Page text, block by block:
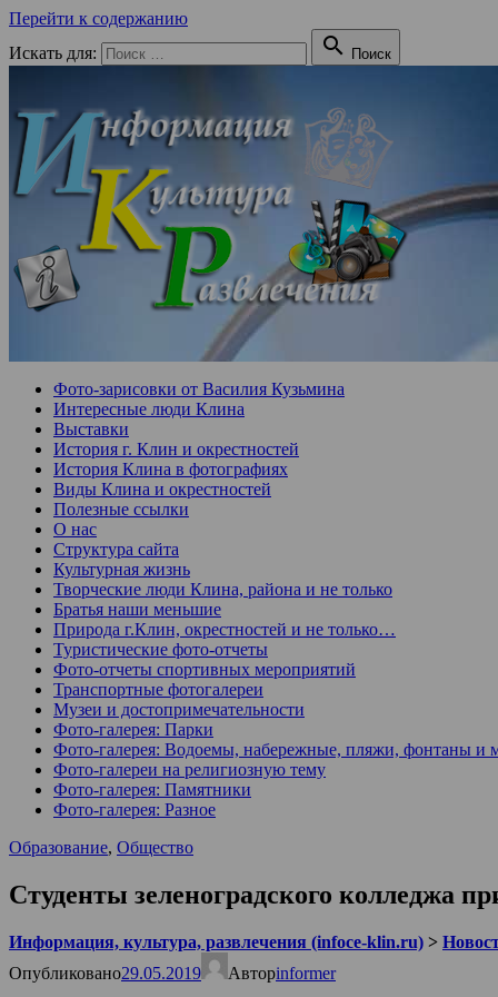
Перейти к содержанию
Искать для:
 Поиск
Фото-зарисовки от Василия Кузьмина
Интересные люди Клина
Выставки
История г. Клин и окрестностей
История Клина в фотографиях
Виды Клина и окрестностей
Полезные ссылки
О нас
Структура сайта
Культурная жизнь
Творческие люди Клина, района и не только
Братья наши меньшие
Природа г.Клин, окрестностей и не только…
Туристические фото-отчеты
Фото-отчеты спортивных мероприятий
Транспортные фотогалереи
Музеи и достопримечательности
Фото-галерея: Парки
Фото-галерея: Водоемы, набережные, пляжи, фонтаны и
Фото-галереи на религиозную тему
Фото-галерея: Памятники
Фото-галерея: Разное
Образование, Общество
Студенты зеленоградского колледжа
Информация, культура, развлечения (infoce-klin.ru) >
Опубликовано29.05.2019 Авторinformer